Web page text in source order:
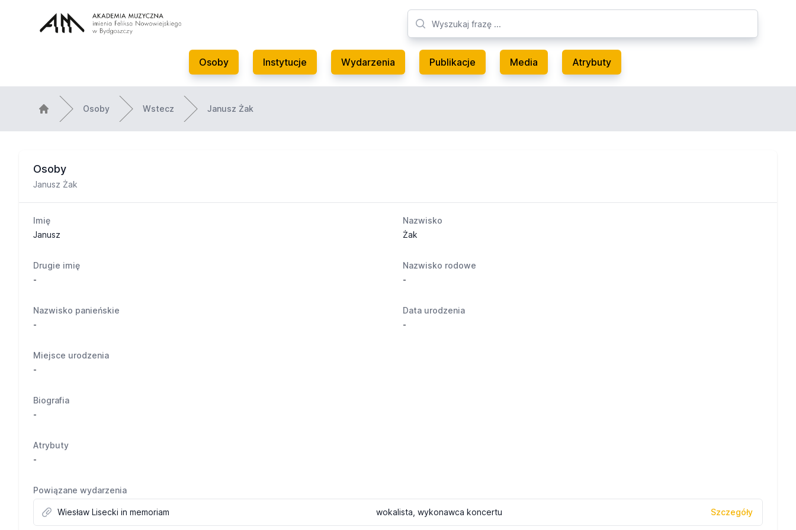
Osoby Instytucje Wydarzenia Publikacje Media Atrybuty
Osoby Wstecz Janusz Żak
Osoby
Janusz Żak
Imię
Janusz
Nazwisko
Żak
Drugie imię
-
Nazwisko rodowe
-
Nazwisko panieńskie
-
Data urodzenia
-
Miejsce urodzenia
-
Biografia
-
Atrybuty
-
Powiązane wydarzenia
Wiesław Lisecki in memoriam wokalista, wykonawca koncertu Szczegóły